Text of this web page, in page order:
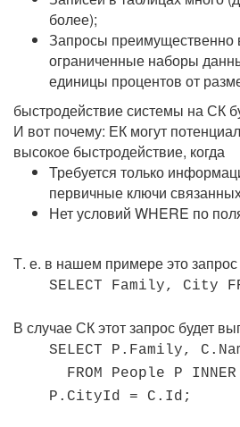
более);
Запросы преимущественно
ограниченные наборы
единицы процентов от
быстродействие системы на СК
И вот почему: ЕК могут
высокое быстродействие, когда
Требуется только
первичные ключи
Нет условий WHERE по
Т. е. в нашем примере это запрос
SELECT Family, City
В случае СК этот запрос будет
SELECT P.Family,
FROM People P
P.CityId = C.Id;